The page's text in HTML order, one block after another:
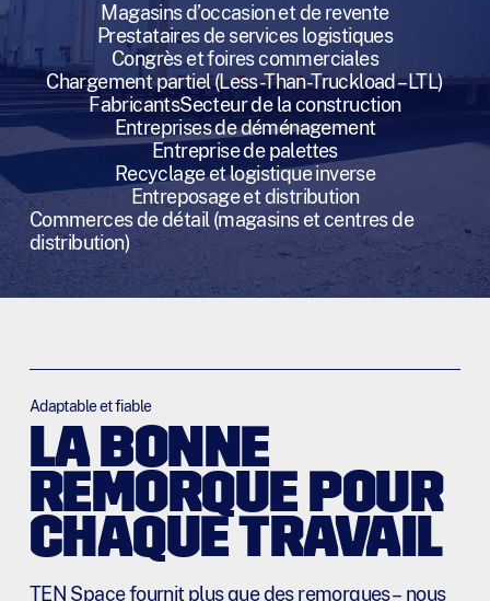
Magasins d’occasion et de revente
Prestataires de services logistiques
Congrès et foires commerciales
Chargement partiel (Less-Than-Truckload – LTL)
FabricantsSecteur de la construction
Entreprises de déménagement
Entreprise de palettes
Recyclage et logistique inverse
Entreposage et distribution
Commerces de détail (magasins et centres de
distribution)
Adaptable et fiable
LA BONNE
REMORQUE POUR
CHAQUE TRAVAIL
TEN Space fournit plus que des remorques – nous